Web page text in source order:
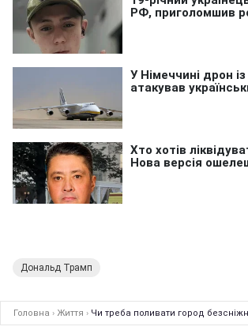
Дональд Трамп
Головна › Життя › Чи треба поливати город